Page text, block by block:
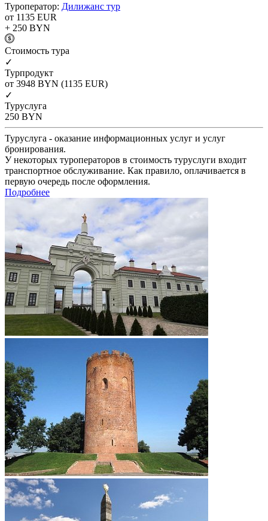
Туроператор: Дилижанс тур
от 1135 EUR
+ 250 BYN
Cтоимость тура
✓
Турпродукт
от 3948 BYN (1135 EUR)
✓
Туруслуга
250 BYN
Туруслуга - оказание информационных услуг и услуг
бронирования.
У некоторых туроператоров в стоимость туруслуги входит
транспортное обслуживание. Как правило, оплачивается в
первую очередь после оформления.
Подробнее